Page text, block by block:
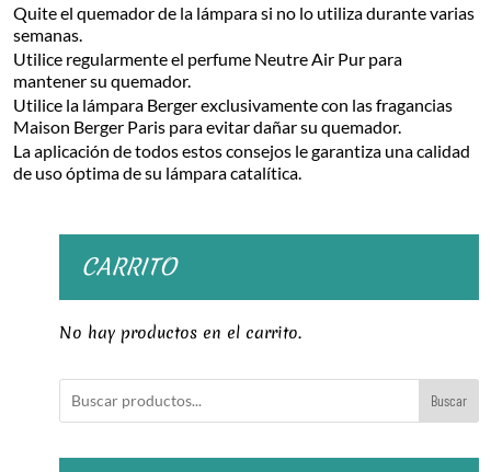
Quite el quemador de la lámpara si no lo utiliza durante varias
semanas.
Utilice regularmente el perfume Neutre Air Pur para
mantener su quemador.
Utilice la lámpara Berger exclusivamente con las fragancias
Maison Berger Paris para evitar dañar su quemador.
La aplicación de todos estos consejos le garantiza una calidad
de uso óptima de su lámpara catalítica.
CARRITO
No hay productos en el carrito.
Buscar